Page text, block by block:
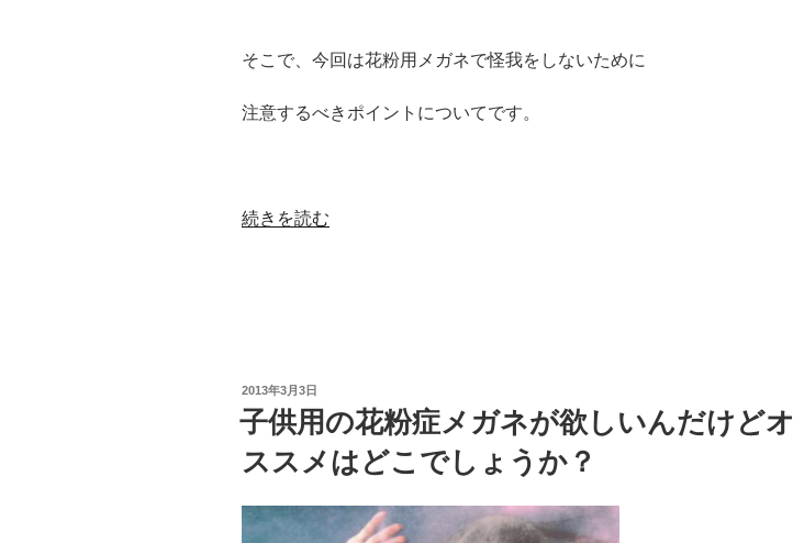
そこで、今回は花粉用メガネで怪我をしないために
注意するべきポイントについてです。
“花
我
を
な
続きを読む
投
稿
日:
2013年3月3日
子供用の花粉症メガネが欲しいんだけどオ
ススメはどこでしょうか？